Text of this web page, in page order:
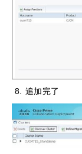
8. 追加完了